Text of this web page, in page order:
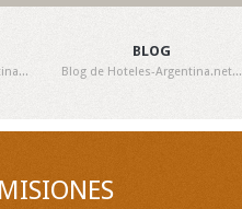
BLOG
Blog de Hoteles-Argentina.net...